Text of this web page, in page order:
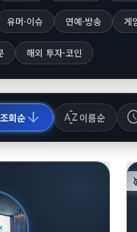
유머·이슈 연예·방송 게
해외 투자·코인
회순arrow_downward sort_by_alpha 이름순